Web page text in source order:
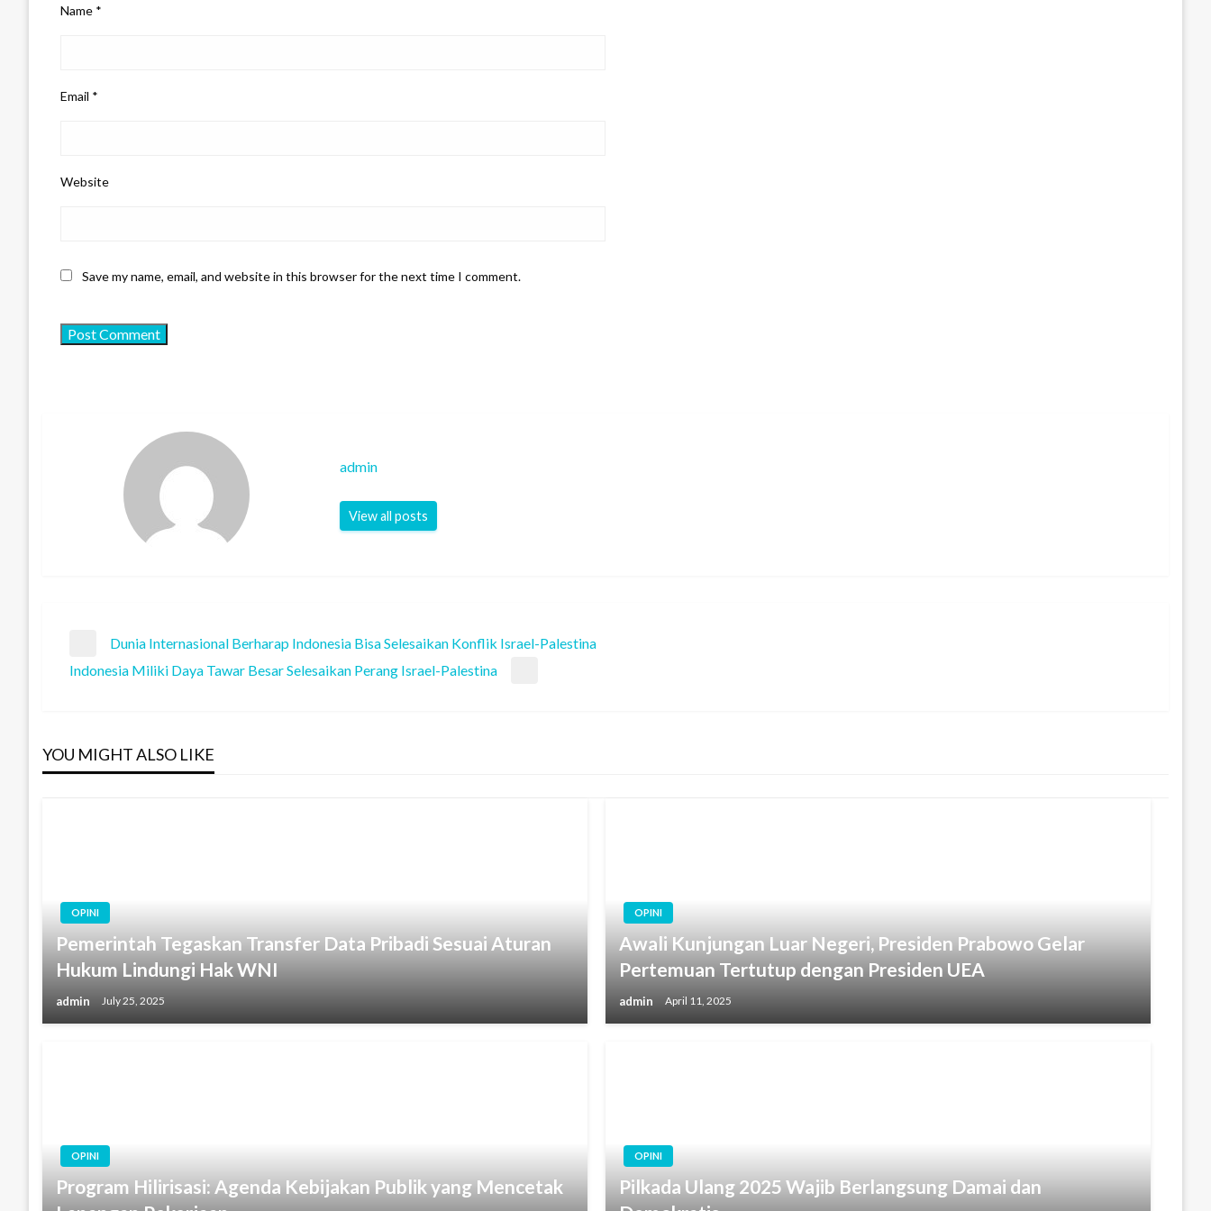
Name *
Email *
Website
Save my name, email, and website in this browser for the next time I comment.
admin
View all posts
Post
Previous
Post
Dunia Internasional Berharap Indonesia Bisa Selesaikan Konflik Israel-Palestina
Next
Indonesia Miliki Daya Tawar Besar Selesaikan Perang Israel-Palestina
YOU MIGHT ALSO LIKE
OPINI
Pemerintah Tegaskan Transfer Data Pribadi Sesuai Aturan
Hukum Lindungi Hak WNI
admin July 25, 2025
OPINI
Awali Kunjungan Luar Negeri, Presiden Prabowo Gelar
Pertemuan Tertutup dengan Presiden UEA
admin April 11, 2025
OPINI
Program Hilirisasi: Agenda Kebijakan Publik yang Mencetak
OPINI
Pilkada Ulang 2025 Wajib Berlangsung Damai dan